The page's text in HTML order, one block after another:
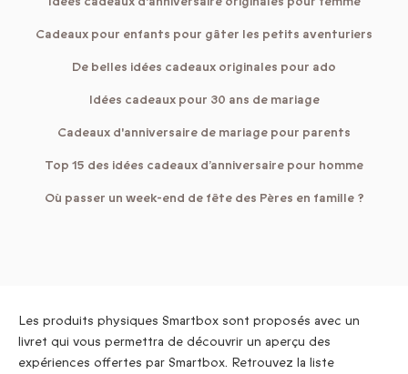
Cadeaux pour enfants pour gâter les petits aventuriers
De belles idées cadeaux originales pour ado
Idées cadeaux pour 30 ans de mariage
Cadeaux d'anniversaire de mariage pour parents
Top 15 des idées cadeaux d’anniversaire pour homme
Où passer un week-end de fête des Pères en famille ?
Les produits physiques Smartbox sont proposés avec un
livret qui vous permettra de découvrir un aperçu des
expériences offertes par Smartbox. Retrouvez la liste